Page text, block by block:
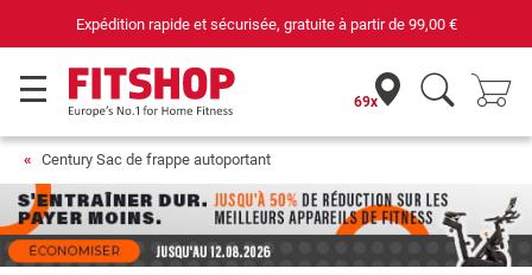
Expédition rapide et sécurisée, gratuite à partir de99,00 €
69x
Century Sac de frappe autoportant